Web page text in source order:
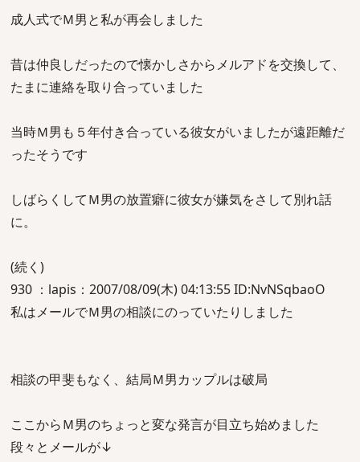
成人式でＭ男と私が再会しました
昔は仲良しだったので懐かしさからメルアドを交換して、
たまに連絡を取り合っていました
当時Ｍ男も５年付き合っている彼女がいましたが遠距離だ
ったそうです
しばらくしてＭ男の放置癖に彼女が嫌気をさして別れ話
に。
(続く)
930 ：lapis：2007/08/09(木) 04:13:55 ID:NvNSqbaoO
私はメールでＭ男の相談にのっていたりしました
相談の甲斐もなく、結局Ｍ男カップルは破局
ここからＭ男のちょっと変な発言が目立ち始めました
段々とメールが↓